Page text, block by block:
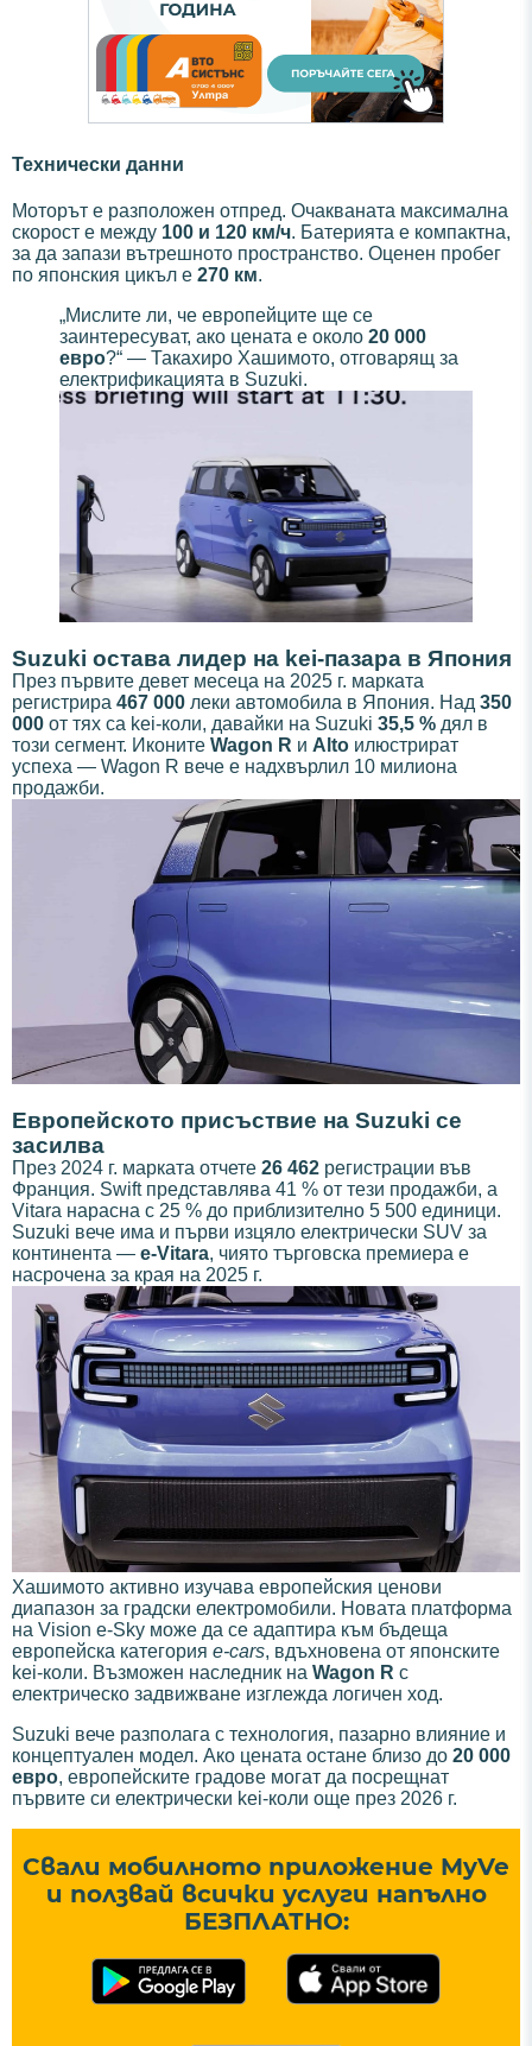
Технически данни
Моторът е разположен отпред. Очакваната максимална
скорост е между 100 и 120 км/ч. Батерията е компактна,
за да запази вътрешното пространство. Оценен пробег
по японския цикъл е 270 км.
„Мислите ли, че европейците ще се
заинтересуват, ако цената е около 20 000
евро?“ — Такахиро Хашимото, отговарящ за
електрификацията в Suzuki.
Suzuki остава лидер на kei-пазара в Япония
През първите девет месеца на 2025 г. марката
регистрира 467 000 леки автомобила в Япония. Над 350
000 от тях са kei-коли, давайки на Suzuki 35,5 % дял в
този сегмент. Иконите Wagon R и Alto илюстрират
успеха — Wagon R вече е надхвърлил 10 милиона
продажби.
Европейското присъствие на Suzuki се
засилва
През 2024 г. марката отчете 26 462 регистрации във
Франция. Swift представлява 41 % от тези продажби, а
Vitara нарасна с 25 % до приблизително 5 500 единици.
Suzuki вече има и първи изцяло електрически SUV за
континента — e-Vitara, чиято търговска премиера е
насрочена за края на 2025 г.
Хашимото активно изучава европейския ценови
диапазон за градски електромобили. Новата платформа
на Vision e-Sky може да се адаптира към бъдеща
европейска категория e-cars, вдъхновена от японските
kei-коли. Възможен наследник на Wagon R с
електрическо задвижване изглежда логичен ход.
Suzuki вече разполага с технология, пазарно влияние и
концептуален модел. Ако цената остане близо до 20 000
евро, европейските градове могат да посрещнат
първите си електрически kei-коли още през 2026 г.
Свали мобилното приложение MyVe
и ползвай всички услуги напълно
БЕЗПЛАТНО: